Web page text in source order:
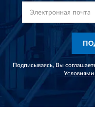
Подписываясь, Вы
Условиями